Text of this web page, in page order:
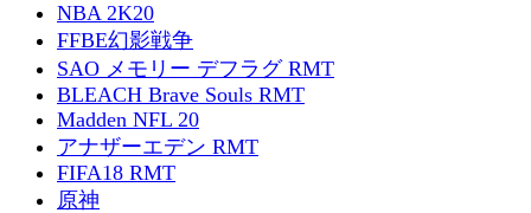
NBA 2K20
FFBE幻影戦争
SAO メモリー デフラグ RMT
BLEACH Brave Souls RMT
Madden NFL 20
アナザーエデン RMT
FIFA18 RMT
原神